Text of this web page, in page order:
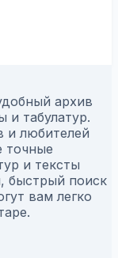
архив
и табулатур.
и любителей
точные
и тексты
быстрый поиск
вам легко